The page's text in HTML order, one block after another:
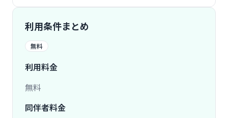
利用条件まとめ
無料
利用料金
無料
同伴者料金